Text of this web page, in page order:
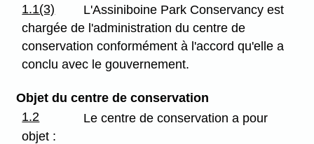
1.1(3)
L'Assiniboine Park Conservancy est
chargée de l'administration du centre de
conservation conformément à l'accord qu'elle a
conclu avec le gouvernement.
Objet du centre de conservation
1.2
Le centre de conservation a pour
objet :